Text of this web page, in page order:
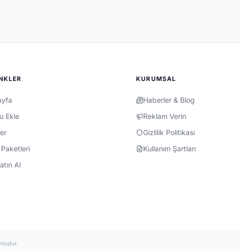
Ekle
Al
KURUMSAL
Haberler & Blog
Reklam Verin
Gizlilik Politikası
Kullanım Şartları